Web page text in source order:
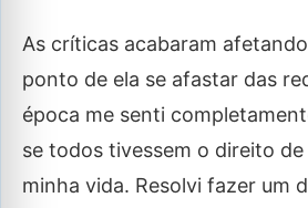
As críticas acabaram
ponto de ela se afastar das
época me senti
se todos tivessem o direito
minha vida. Resolvi fazer um